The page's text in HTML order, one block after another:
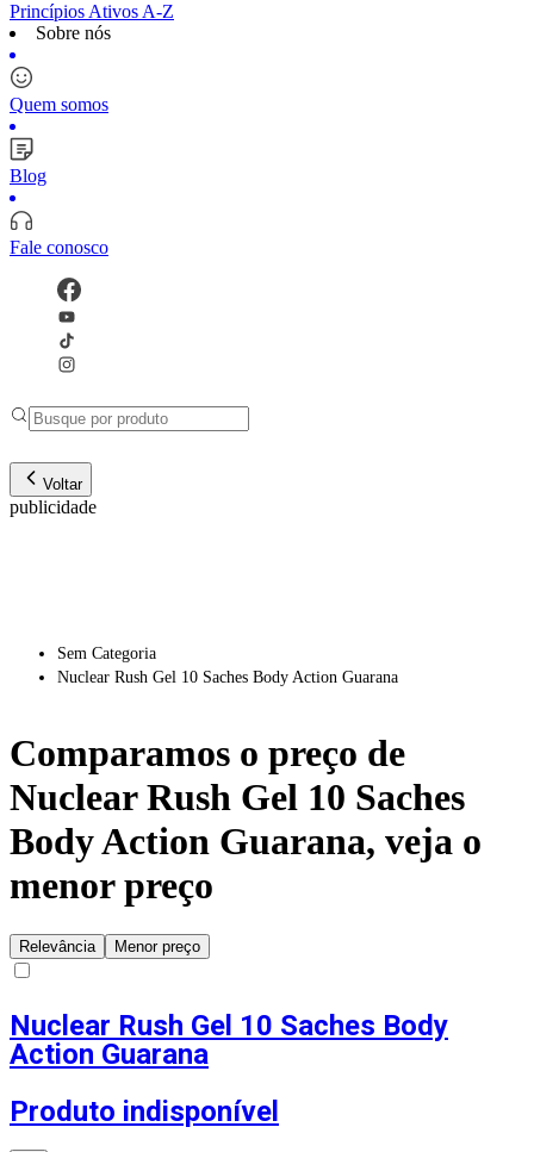
Princípios Ativos A-Z
Sobre nós
Quem somos
Blog
Fale conosco
Voltar
publicidade
Sem Categoria
Nuclear Rush Gel 10 Saches Body Action Guarana
Comparamos o preço de
Nuclear Rush Gel 10 Saches
Body Action Guarana, veja o
menor preço
Relevância Menor preço
Nuclear Rush Gel 10 Saches Body
Action Guarana
Produto indisponível